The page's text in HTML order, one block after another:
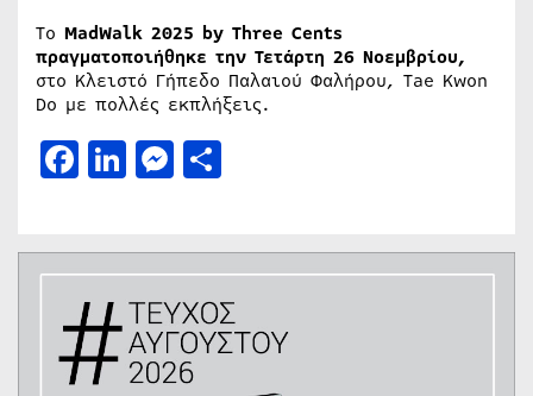
To MadWalk 2025 by Three Cents
πραγματοποιήθηκε την Τετάρτη 26 Νοεμβρίου,
στο Κλειστό Γήπεδο Παλαιού Φαλήρου, Tae Kwon
Do με πολλές εκπλήξεις.
Facebook
LinkedIn
Messenger